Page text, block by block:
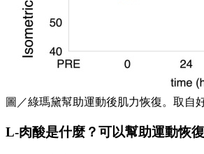
圖／綠瑪黛幫助運動後肌力恢復。取自
L-肉酸是什麼？可以幫助運動恢